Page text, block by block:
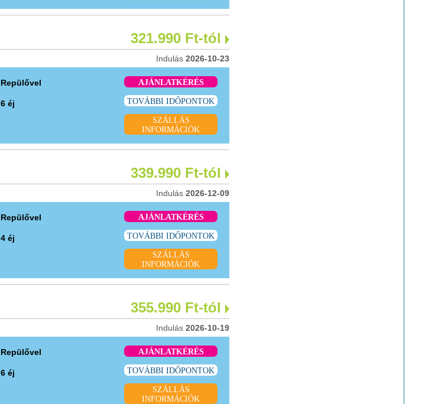
321.990 Ft-tól
Indulás 2026-10-23
Repülővel
6 éj
AJÁNLATKÉRÉS
TOVÁBBI IDŐPONTOK
SZÁLLÁS
INFORMÁCIÓK
339.990 Ft-tól
Indulás 2026-12-09
Repülővel
4 éj
AJÁNLATKÉRÉS
TOVÁBBI IDŐPONTOK
SZÁLLÁS
INFORMÁCIÓK
355.990 Ft-tól
Indulás 2026-10-19
Repülővel
6 éj
AJÁNLATKÉRÉS
TOVÁBBI IDŐPONTOK
SZÁLLÁS
INFORMÁCIÓK